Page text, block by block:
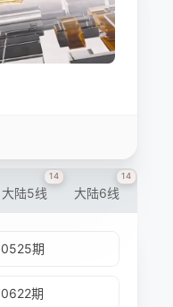
大陆5线
14
大陆6线
14
期
期